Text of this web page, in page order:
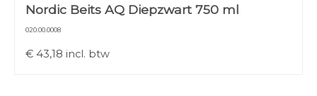
Nordic Beits AQ Diepzwart 750 ml
020.00.0008
€ 43,18 incl. btw